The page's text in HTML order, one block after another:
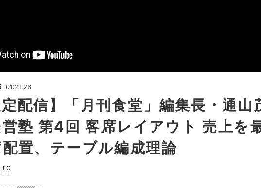
01:21:26
定配信】「月刊食堂」編集長・通山
塾 第4回 客席レイアウト 売上を
置、テーブル編成理論
FC